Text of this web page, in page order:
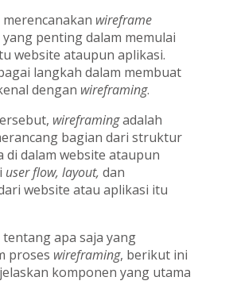
wireframe
penting dalam memulai
website ataupun aplikasi.
langkah dalam membuat
dengan wireframing.
wireframingadalah
bagian dari struktur
di dalam website ataupun
user flow, layout, dan
website atau aplikasi itu
apa saja yang
proses wireframing, berikut ini
komponen yang utama